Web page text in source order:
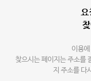
요
이용
찾으시는 페이지는 주소를
지 주소를 다